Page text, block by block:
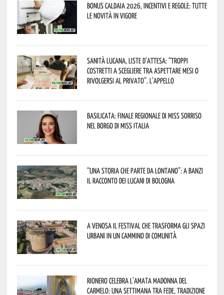
Bonus caldaia 2026, incentivi e regole: tutte
le novità in vigore
Sanità lucana, liste d’attesa: “Troppi
costretti a scegliere tra aspettare mesi o
rivolgersi al privato”. L’appello
Basilicata: finale regionale di Miss Sorriso
nel borgo di Miss Italia
“Una storia che parte da lontano”: a Banzi
il racconto dei Lucani di Bologna
A Venosa il festival che trasforma gli spazi
urbani in un cammino di comunità
Rionero celebra l’amata Madonna del
Carmelo: una settimana tra fede, tradizione